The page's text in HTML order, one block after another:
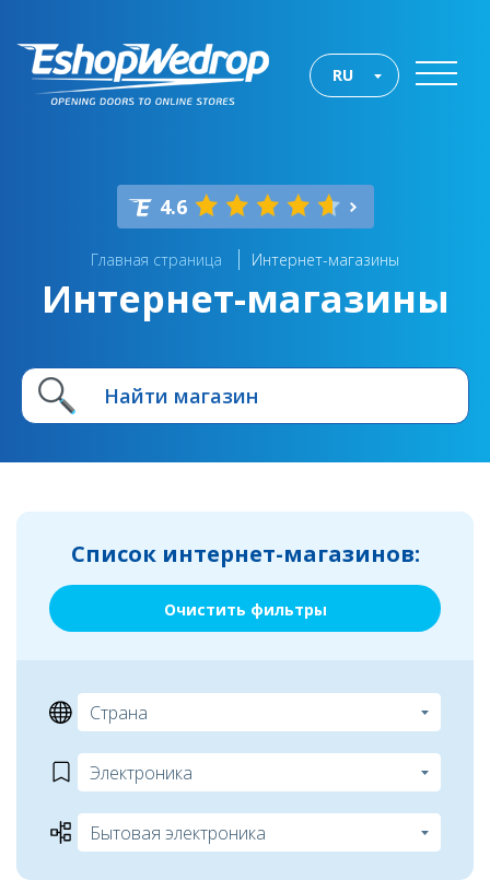
RU
4.6
Главная страница Интернет-магазины
Интернет-магазины
Список интернет-магазинов:
Очистить фильтры